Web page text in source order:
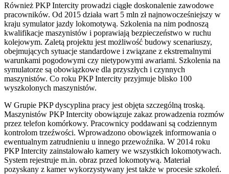
Również PKP Intercity prowadzi ciągłe doskonalenie zawodowe
pracowników. Od 2015 działa wart 5 mln zł najnowocześniejszy w
kraju symulator jazdy lokomotywą. Szkolenia na nim podnoszą
kwalifikacje maszynistów i poprawiają bezpieczeństwo w ruchu
kolejowym. Zaletą projektu jest możliwość budowy scenariuszy,
obejmujących sytuacje standardowe i związane z ekstremalnymi
warunkami pogodowymi czy nietypowymi awariami. Szkolenia na
symulatorze są obowiązkowe dla przyszłych i czynnych
maszynistów. Co roku PKP Intercity przyjmuje blisko 100
wyszkolonych maszynistów.
W Grupie PKP dyscyplina pracy jest objęta szczególną troską.
Maszynistów PKP Intercity obowiązuje zakaz prowadzenia rozmów
przez telefon komórkowy. Pracownicy poddawani są codziennym
kontrolom trzeźwości. Wprowadzono obowiązek informowania o
ewentualnym zatrudnieniu u innego przewoźnika. W 2014 roku
PKP Intercity zainstalowało kamery we wszystkich lokomotywach.
System rejestruje m.in. obraz przed lokomotywą. Materiał
pozyskany z kamer wykorzystywany jest także w procesie szkoleń.